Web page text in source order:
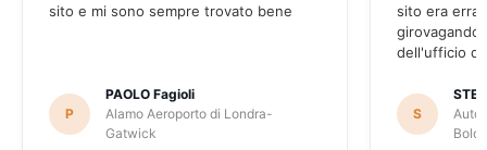
sito e mi sono sempre trovato bene
P
PAOLO Fagioli
Alamo Aeroporto di Londra-
Gatwick
sito era
girovagando
dell'ufficio di
S